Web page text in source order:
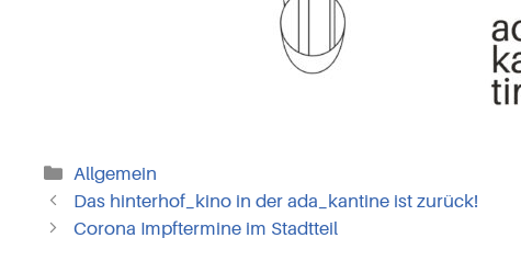
Kategorien
Allgemein
Das hinterhof_kino in der ada_kantine ist zurück!
Corona Impftermine im Stadtteil